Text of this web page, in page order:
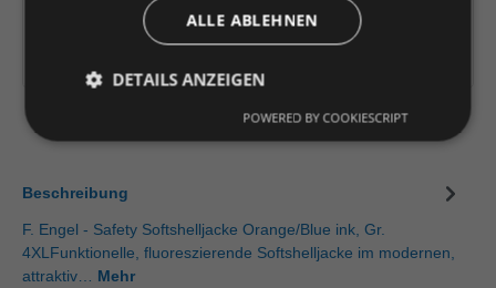
In den Warenkorb
Beschreibung
F. Engel - Safety Softshelljacke Orange/Blue ink, Gr.
4XLFunktionelle, fluoreszierende Softshelljacke im modernen,
attraktiv… Mehr
ALLE ABLEHNEN
DETAILS ANZEIGEN
POWERED BY COOKIESCRIPT